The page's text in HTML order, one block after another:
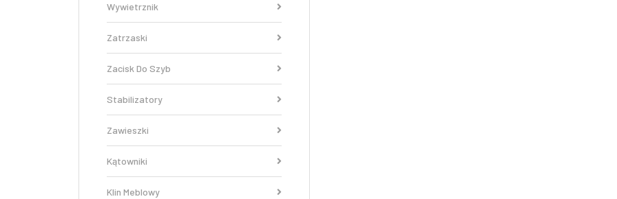
Wywietrznik
Zatrzaski
Zacisk Do Szyb
Stabilizatory
Zawieszki
Kątowniki
Klin Meblowy